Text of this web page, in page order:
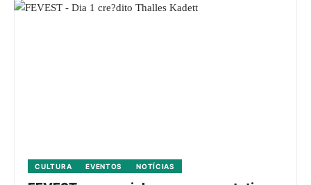
CULTURA EVENTOS NOTÍCIAS